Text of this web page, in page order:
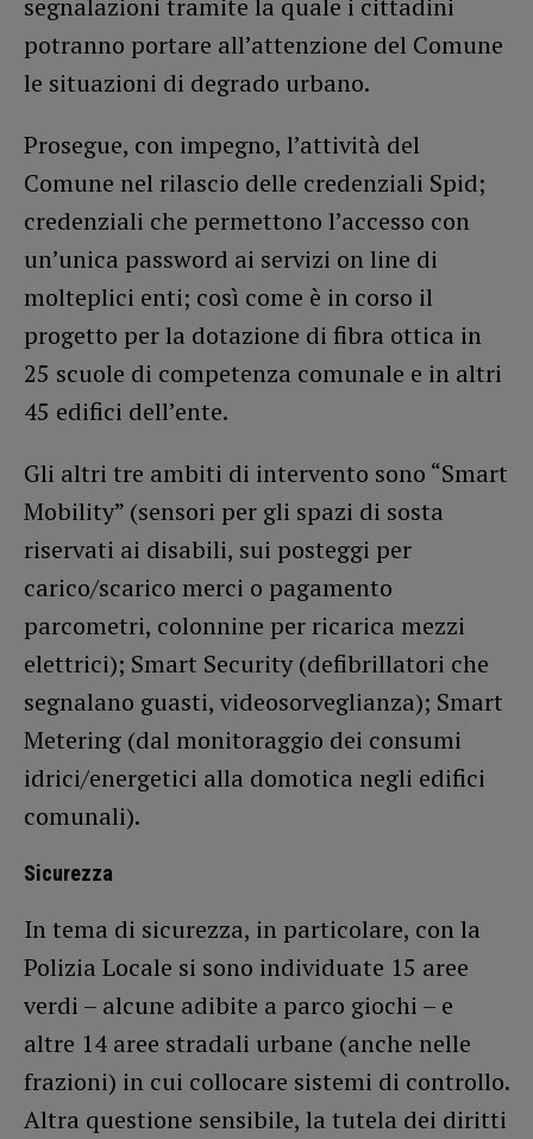
potranno portare all’attenzione del Comune
le situazioni di degrado urbano.
Prosegue, con impegno, l’attività del
Comune nel rilascio delle credenziali Spid;
credenziali che permettono l’accesso con
un’unica password ai servizi on line di
molteplici enti; così come è in corso il
progetto per la dotazione di fibra ottica in
25 scuole di competenza comunale e in altri
45 edifici dell’ente.
Gli altri tre ambiti di intervento sono “Smart
Mobility” (sensori per gli spazi di sosta
riservati ai disabili, sui posteggi per
carico/scarico merci o pagamento
parcometri, colonnine per ricarica mezzi
elettrici); Smart Security (defibrillatori che
segnalano guasti, videosorveglianza); Smart
Metering (dal monitoraggio dei consumi
idrici/energetici alla domotica negli edifici
comunali).
Sicurezza
In tema di sicurezza, in particolare, con la
Polizia Locale si sono individuate 15 aree
verdi – alcune adibite a parco giochi – e
altre 14 aree stradali urbane (anche nelle
frazioni) in cui collocare sistemi di controllo.
Altra questione sensibile, la tutela dei diritti